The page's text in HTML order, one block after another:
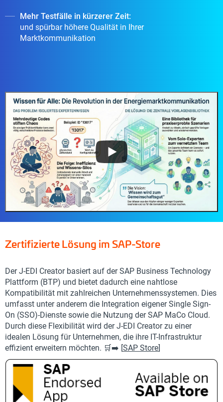
Mehr Testfälle in kürzerer Zeit:
und spürbar höhere Qualität in Ihrer
Marktkommunikation
Zertifizierte Lösung im SAP-Store
Der J-EDI Creator basiert auf der SAP Business Technology
Plattform (BTP) und bietet dadurch eine nahtlose
Kompatibilität mit zahlreichen Unternehmenssystemen. Dies
umfasst unter anderem die Integration eigener Single Sign-
On (SSO)-Dienste sowie die Nutzung der SAP MaCo Cloud.
Durch diese Flexibilität wird der J-EDI Creator zu einer
idealen Lösung für Unternehmen, die ihre IT-Infrastruktur
effizient erweitern möchten. 🛒➡️ [SAP Store]